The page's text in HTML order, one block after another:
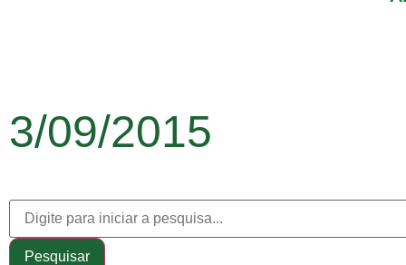
3/09/2015
Pesquisar